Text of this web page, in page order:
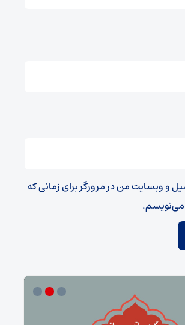
و وبسایت من در مرورگر برای زمانی که
می‌نویسم.